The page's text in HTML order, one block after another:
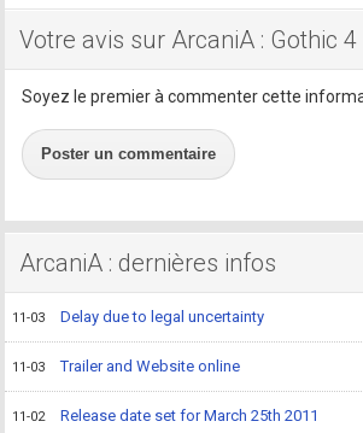
Votre avis sur ArcaniA : Gothic 4
Soyez le premier à commenter cette
Poster un commentaire
ArcaniA : dernières infos
11-03 Delay due to legal uncertainty
11-03 Trailer and Website online
11-02 Release date set for March 25th 2011